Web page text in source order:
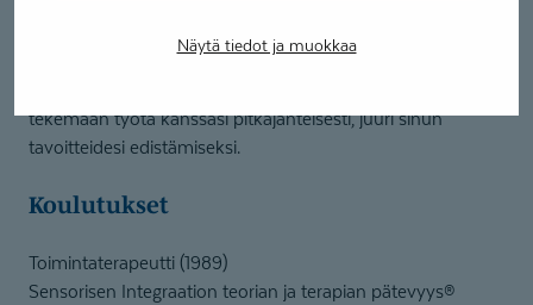
Näytä tiedot ja muokkaa
asiakkaalleni syntyisi halu puhua ja kuunnella, sekä
tekemään työtä kanssasi pitkäjänteisesti, juuri sinun
tavoitteidesi edistämiseksi.
Koulutukset
Toimintaterapeutti (1989)
Sensorisen Integraation teorian ja terapian pätevyys®